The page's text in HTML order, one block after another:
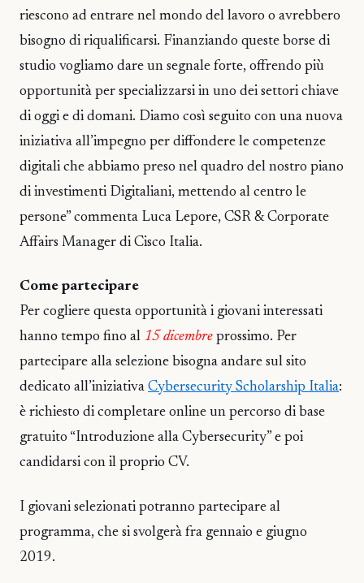
riescono ad entrare nel mondo del lavoro o avrebbero
bisogno di riqualificarsi. Finanziando queste borse di
studio vogliamo dare un segnale forte, offrendo più
opportunità per specializzarsi in uno dei settori chiave
di oggi e di domani. Diamo così seguito con una nuova
iniziativa all’impegno per diffondere le competenze
digitali che abbiamo preso nel quadro del nostro piano
di investimenti Digitaliani, mettendo al centro le
persone” commenta Luca Lepore, CSR & Corporate
Affairs Manager di Cisco Italia.
Come partecipare
Per cogliere questa opportunità i giovani interessati
hanno tempo fino al 15 dicembre prossimo. Per
partecipare alla selezione bisogna andare sul sito
dedicato all’iniziativa Cybersecurity Scholarship Italia:
è richiesto di completare online un percorso di base
gratuito “Introduzione alla Cybersecurity” e poi
candidarsi con il proprio CV.
I giovani selezionati potranno partecipare al
programma, che si svolgerà fra gennaio e giugno
2019.